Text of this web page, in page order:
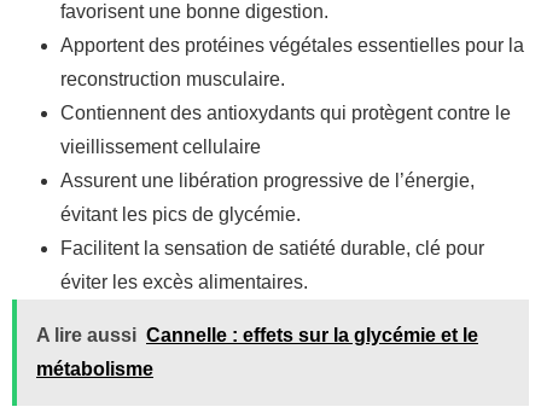
favorisent une bonne digestion.
Apportent des protéines végétales essentielles pour la
reconstruction musculaire.
Contiennent des antioxydants qui protègent contre le
vieillissement cellulaire
Assurent une libération progressive de l’énergie,
évitant les pics de glycémie.
Facilitent la sensation de satiété durable, clé pour
éviter les excès alimentaires.
A lire aussi Cannelle : effets sur la glycémie et le
métabolisme